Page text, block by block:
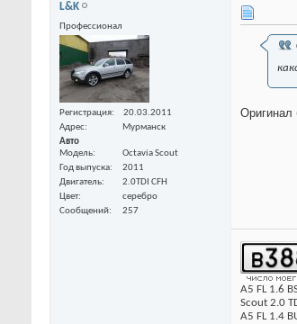
L&K
Профессионал
Регистрация
20.03.2011
Адрес
Мурманск
Авто
Модель
Octavia Scout
Год выпуска
2011
Двигатель
2.0TDI CFH
Цвет
серебро
Сообщений
257
Оригинал
А5 FL 1.6
Scout 2.0
А5 FL 1.4